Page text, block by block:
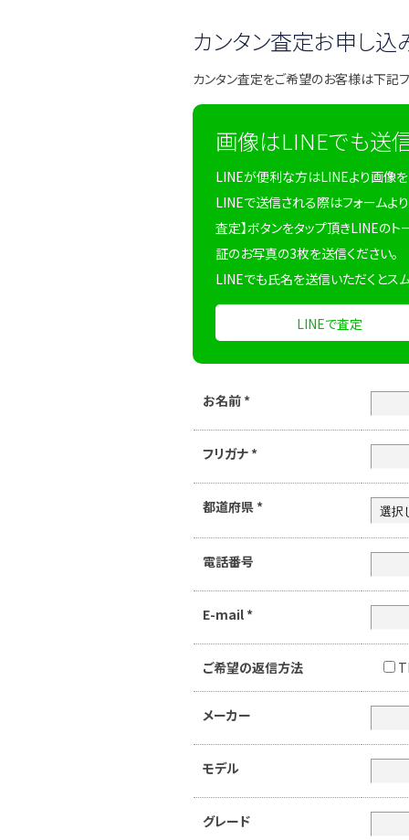
カンタン査定お申し込
カンタン査定をご希望のお客様は下記
画像はLINEでも送
LINEが便利な方はLINEより画像を
LINEで送信される際はフォームより
査定】ボタンをタップ頂きLINEの
証のお写真の3枚を送信ください。
LINEでも氏名を送信いただくとス
LINEで査定
お名前 *
フリガナ *
都道府県 *
電話番号
E-mail *
ご希望の返信方法
メーカー
モデル
グレード